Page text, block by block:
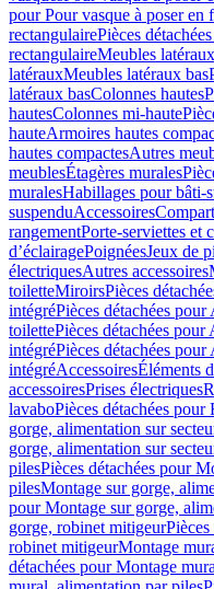
pour Pour vasque à poser en
rectangulairePièces
rectangulaireMeubles latéraux
latérauxMeubles latéraux bas
latéraux basColonnes hautes
hautesColonnes mi-haute
hauteArmoires hautes
hautes compactesAutres
meublesÉtagères murales
muralesHabillages pour
suspenduAccessoires
rangementPorte-serviettes et
d’éclairagePoignéesJeux de
électriquesAutres accessoires
toiletteMiroirsPièces
intégréPièces détachées
toilettePièces détachées
intégréPièces détachées pour
intégréAccessoiresÉléments
accessoiresPrises électriques
lavaboPièces détachées
gorge, alimentation sur
gorge, alimentation sur
pilesPièces détachées pour
pilesMontage sur gorge,
pour Montage sur gorge,
gorge, robinet mitigeur
robinet mitigeurMontage
détachées pour Montage